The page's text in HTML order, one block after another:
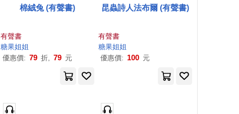
棉絨兔 (有聲書)
有聲書
糖果姐姐
優惠價: 79 折, 79 元
昆蟲詩人法布爾 (有聲書)
有聲書
糖果姐姐
優惠價: 100 元